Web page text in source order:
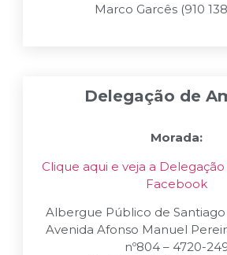
Marco Garcês (910
Delegação de
Morada:
Clique aqui e veja a
Facebook
Albergue Público de Santiago
Avenida Afonso Manuel
nº804 – 4720-